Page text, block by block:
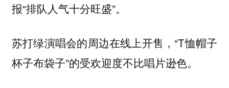
报“排队人气十分旺盛”。
苏打绿演唱会的周边在线上开售，“T恤帽子
杯子布袋子”的受欢迎度不比唱片逊色。